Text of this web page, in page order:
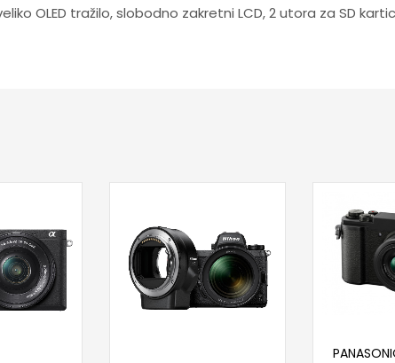
OLED tražilo, slobodno zakretni LCD, 2 utora za SD